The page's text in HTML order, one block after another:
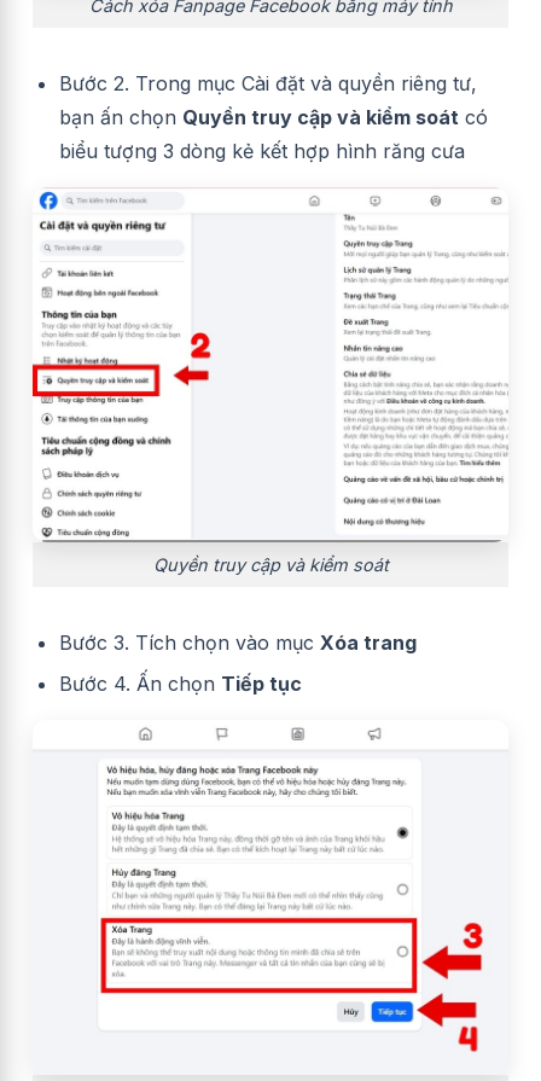
Cách xóa Fanpage Facebook bằng máy tính
Bước 2. Trong mục Cài đặt và quyền riêng tư,
bạn ấn chọn Quyền truy cập và kiểm soát có
biểu tượng 3 dòng kẻ kết hợp hình răng cưa
Quyền truy cập và kiểm soát
Bước 3. Tích chọn vào mục Xóa trang
Bước 4. Ấn chọn Tiếp tục